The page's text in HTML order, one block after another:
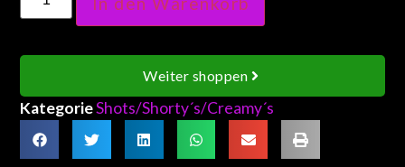
Weiter shoppen
KategorieShots/Shorty´s/Creamy´s